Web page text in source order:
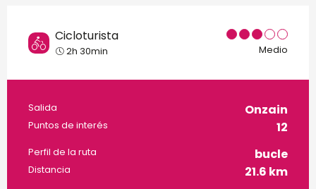
Cicloturista
2h 30min Medio
Información práctica
Salida Onzain
Puntos de interés 12
Perfil de la ruta bucle
Distancia 21.6 km